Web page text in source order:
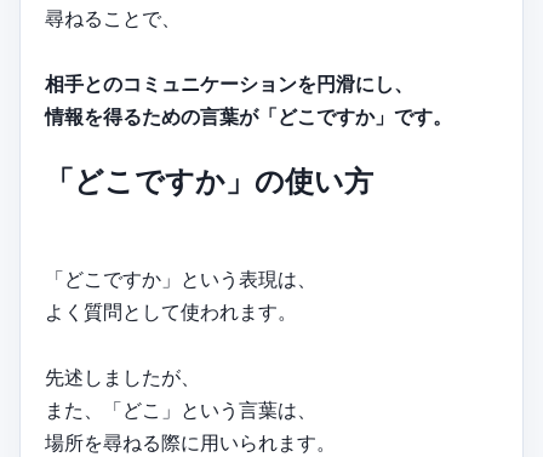
尋ねることで、
相手とのコミュニケーションを円滑にし、
情報を得るための言葉が「どこですか」です。
「どこですか」の使い方
「どこですか」という表現は、
よく質問として使われます。
先述しましたが、
また、「どこ」という言葉は、
場所を尋ねる際に用いられます。